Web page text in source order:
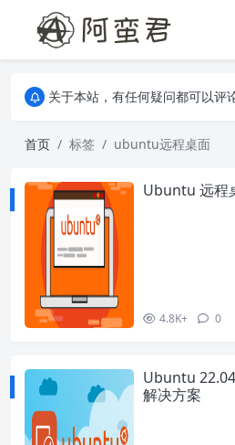
关于本站，有任何疑问都可以评
关于本站，有任何疑问都可以评
首页
标签 ubuntu远程桌面
Ubuntu 远程
4.8K+ 0
Ubuntu
解决方案